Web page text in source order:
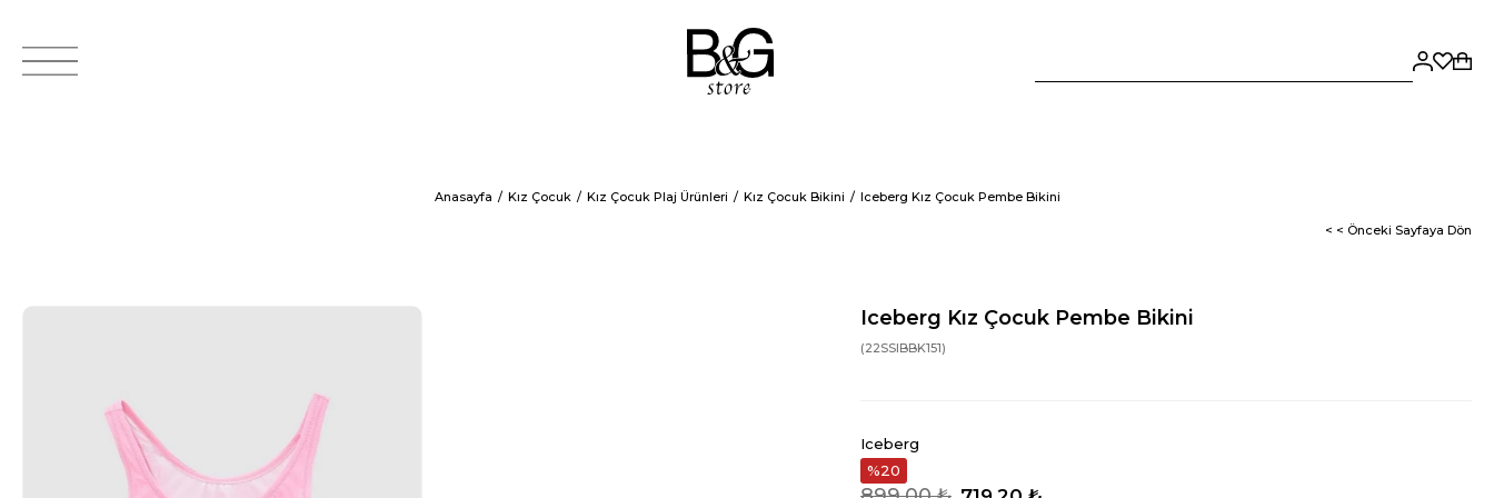
Anasayfa Kız Çocuk Kız Çocuk Plaj Ürünleri Kız Çocuk Bikini Iceberg Kız Çocuk Pembe Bikini
< < Önceki Sayfaya Dön
Iceberg Kız Çocuk Pembe Bikini
(22SSIBBK151)
Iceberg
20